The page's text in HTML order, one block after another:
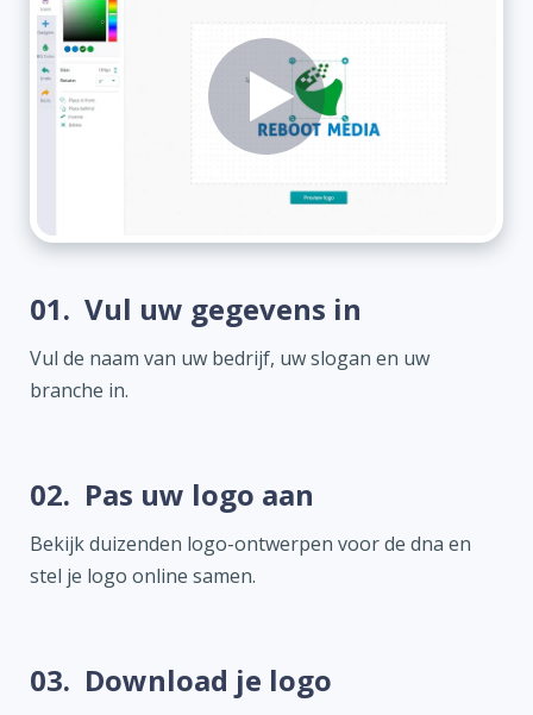
01. Vul uw gegevens in
Vul de naam van uw bedrijf, uw slogan en uw
branche in.
02. Pas uw logo aan
Bekijk duizenden logo-ontwerpen voor de dna en
stel je logo online samen.
03. Download je logo